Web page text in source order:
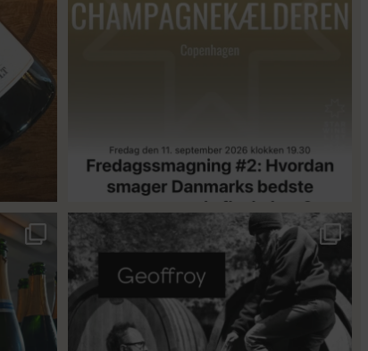
for at... René Geoffroy er en af Champagnes ældste...
21 1